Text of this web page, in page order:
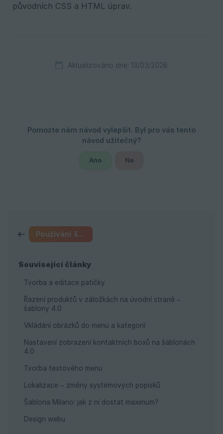
Používání šablon
Související články
Tvorba a editace patičky
Řazení produktů v záložkách na úvodní straně –
šablony 4.0
Vkládání obrázků do menu a kategorií
Nastavení zobrazení kontaktních boxů na šablonách
4.0
Tvorba textového menu
Lokalizace – změny systémových popisků
Šablona Milano: jak z ní dostat maximum?
Design webu
původních CSS a HTML úprav.
Aktualizováno dne: 13/03/2026
Ano Ne